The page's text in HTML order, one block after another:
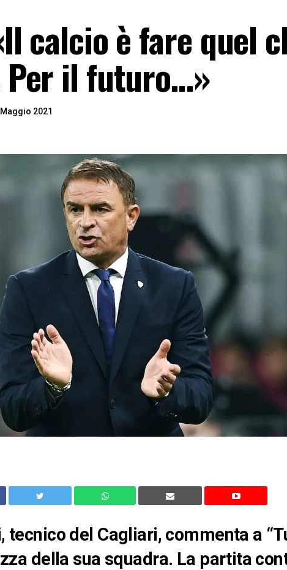
calcio è fare quel
Per il futuro…»
2021
tecnico del Cagliari, commenta a
della sua squadra. La partita